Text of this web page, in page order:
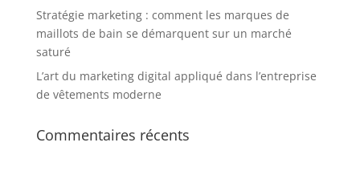
Stratégie marketing : comment les marques de
maillots de bain se démarquent sur un marché
saturé
L’art du marketing digital appliqué dans l’entreprise
de vêtements moderne
Commentaires récents